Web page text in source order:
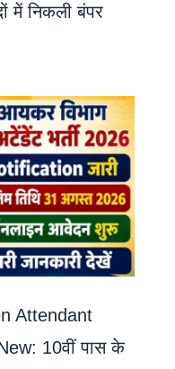
में निकली बंपर
Attendant
10वीं पास के